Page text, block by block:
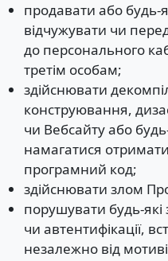
продавати або
відчужувати чи
до персонального
третім особам;
здійснювати
конструювання,
чи Вебсайту або
намагатися
програмний код;
здійснювати злом
порушувати будь-
чи автентифікації,
незалежно від